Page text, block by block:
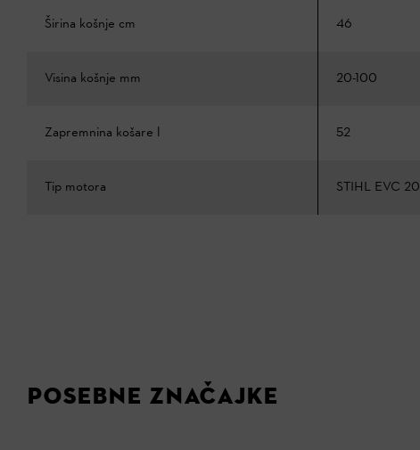
Širina košnje cm 46
Visina košnje mm 20-100
Zapremnina košare l 52
Tip motora STIHL EVC
POSEBNE ZNAČAJKE